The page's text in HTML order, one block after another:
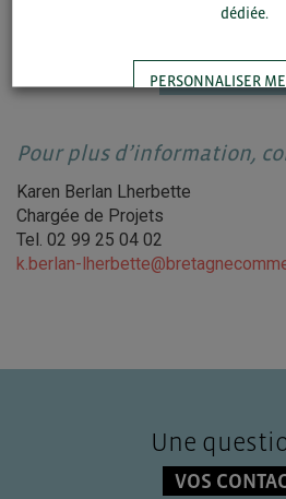
Pour plus d’information,
Karen Berlan Lherbette
Chargée de Projets
Tel. 02 99 25 04 02
k.berlan-
Une
VOS
dédiée.
PERSONNALISER
TOUT